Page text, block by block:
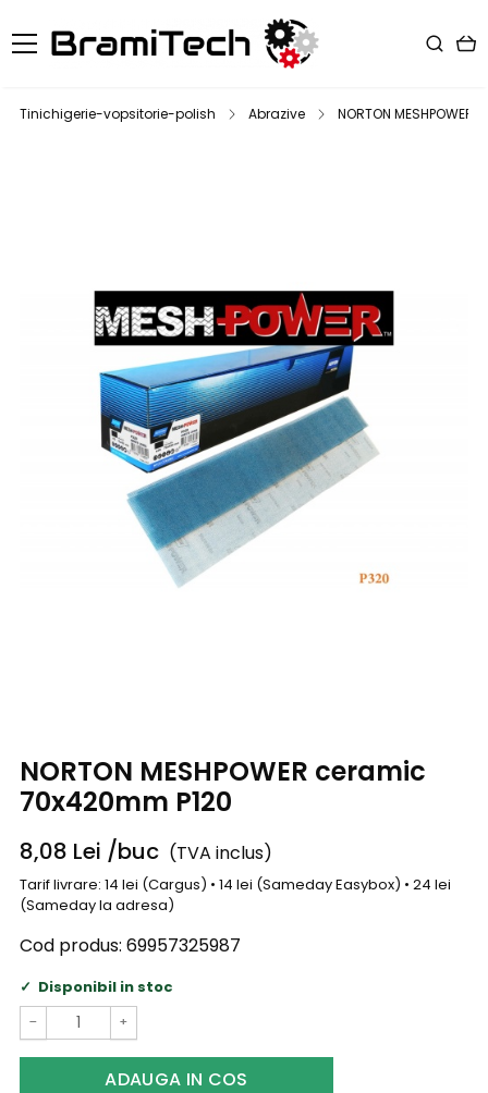
Tinichigerie-vopsitorie-polish Abrazive NORTON
NORTON MESHPOWER ceramic
70x420mm P120
8,08 Lei /buc (TVA inclus)
Tarif livrare: 14 lei (Cargus) • 14 lei (Sameday Easybox) • 24 lei
(Sameday la adresa)
Cod produs: 69957325987
Disponibil in stoc
− +
ADAUGA IN COS